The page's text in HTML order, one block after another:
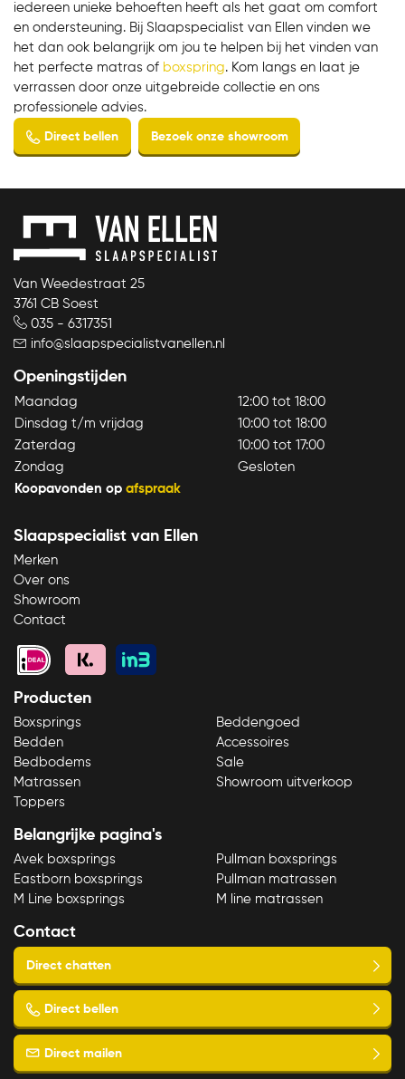
iedereen unieke behoeften heeft als het gaat om comfort
en ondersteuning. Bij Slaapspecialist van Ellen vinden we
het dan ook belangrijk om jou te helpen bij het vinden van
het perfecte matras of boxspring. Kom langs en laat je
verrassen door onze uitgebreide collectie en ons
professionele advies.
Direct bellen
Van Weedestraat 25
3761 CB Soest
035 - 6317351
info@slaapspecialistvanellen.nl
Openingstijden
Maandag
12:00 tot 18:00
Dinsdag t/m vrijdag
10:00 tot 18:00
Zaterdag
10:00 tot 17:00
Zondag
Gesloten
Koopavonden op afspraak
Slaapspecialist van Ellen
Merken
Over ons
Showroom
Contact
Producten
Boxsprings
Bedden
Bedbodems
Matrassen
Toppers
Beddengoed
Accessoires
Sale
Showroom uitverkoop
Belangrijke pagina's
Avek boxsprings
Eastborn boxsprings
M Line boxsprings
Pullman boxsprings
Pullman matrassen
M line matrassen
Contact